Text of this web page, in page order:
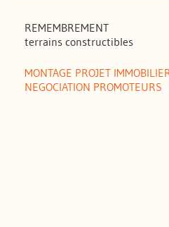
REMEMBREMENT
terrains constructibles
MONTAGE PROJET
NEGOCIATION PROMOTEURS